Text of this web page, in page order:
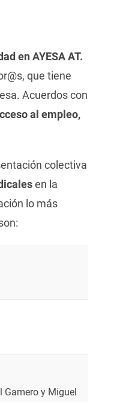
en AYESA AT.
que tiene
Acuerdos con
al empleo,
colectiva
en la
lo más
Gamero y Miguel